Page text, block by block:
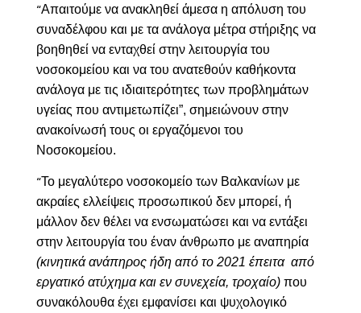
“Απαιτούμε να ανακληθεί άμεσα η απόλυση του
συναδέλφου και με τα ανάλογα μέτρα στήριξης να
βοηθηθεί να ενταχθεί στην λειτουργία του
νοσοκομείου και να του ανατεθούν καθήκοντα
ανάλογα με τις ιδιαιτερότητες των προβλημάτων
υγείας που αντιμετωπίζει”, σημειώνουν στην
ανακοίνωσή τους οι εργαζόμενοι του
Νοσοκομείου.
“Το μεγαλύτερο νοσοκομείο των Βαλκανίων με
ακραίες ελλείψεις προσωπικού δεν μπορεί, ή
μάλλον δεν θέλει να ενσωματώσει και να εντάξει
στην λειτουργία του έναν άνθρωπο με αναπηρία
(κινητικά ανάπηρος ήδη από το 2021 έπειτα από
εργατικό ατύχημα και εν συνεχεία, τροχαίο)που
συνακόλουθα έχει εμφανίσει και ψυχολογικό